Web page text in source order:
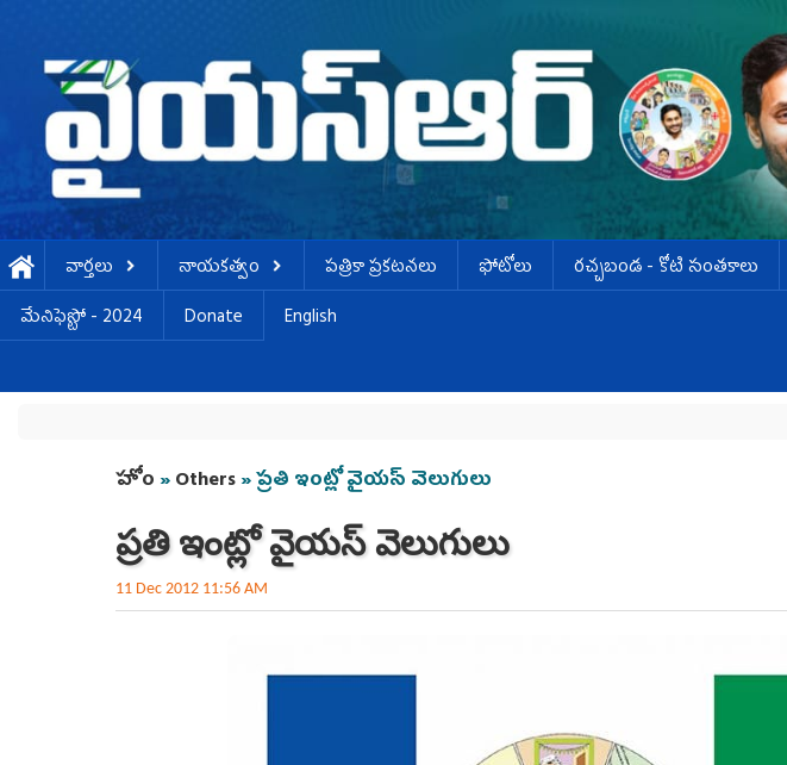
వార్తలు నాయకత్వం పత్రికా ప్రకటనలు ఫోటోలు ర‌చ్చ‌బండ‌ - కోటి సంత‌కాలు
మేనిఫెస్టో - 2024
Donate English
You are here
హోం »Others» ప్రతి ఇంట్లో వైయస్ వెలుగులు
ప్రతి ఇంట్లో వైయస్ వెలుగులు
11 Dec 2012 11:56 AM